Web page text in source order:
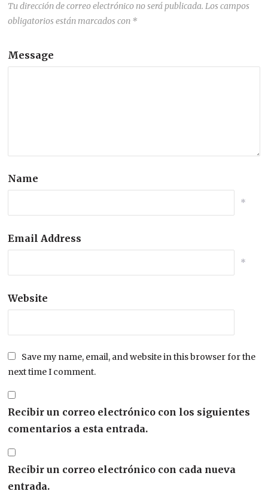
Tu dirección de correo electrónico no será publicada. Los campos
obligatorios están marcados con *
Message
Name
*
Email Address
*
Website
Save my name, email, and website in this browser for the
next time I comment.
Recibir un correo electrónico con los siguientes
comentarios a esta entrada.
Recibir un correo electrónico con cada nueva
entrada.